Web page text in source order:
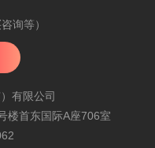
咨询等）
有限公司
楼首东国际A座706室